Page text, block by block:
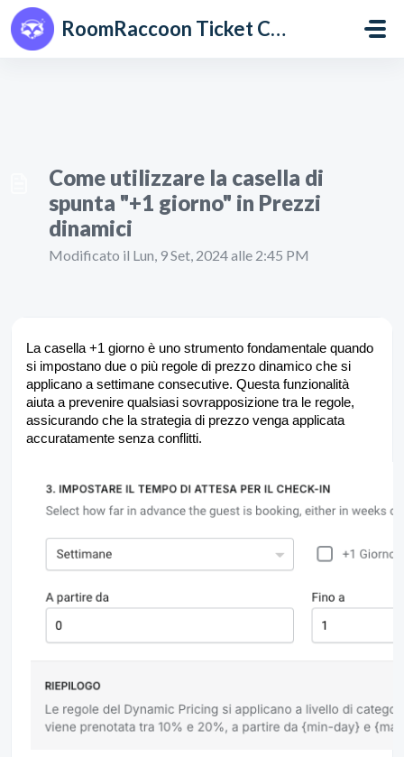
Salta al contenuto principale
RoomRaccoon Ticket Centre
Come utilizzare la casella di
spunta "+1 giorno" in Prezzi
dinamici
Modificato il Lun, 9 Set, 2024 alle 2:45 PM
La casella +1 giorno è uno strumento fondamentale quando
si impostano due o più regole di prezzo dinamico che si
applicano a settimane consecutive. Questa funzionalità
aiuta a prevenire qualsiasi sovrapposizione tra le regole,
assicurando che la strategia di prezzo venga applicata
accuratamente senza conflitti.